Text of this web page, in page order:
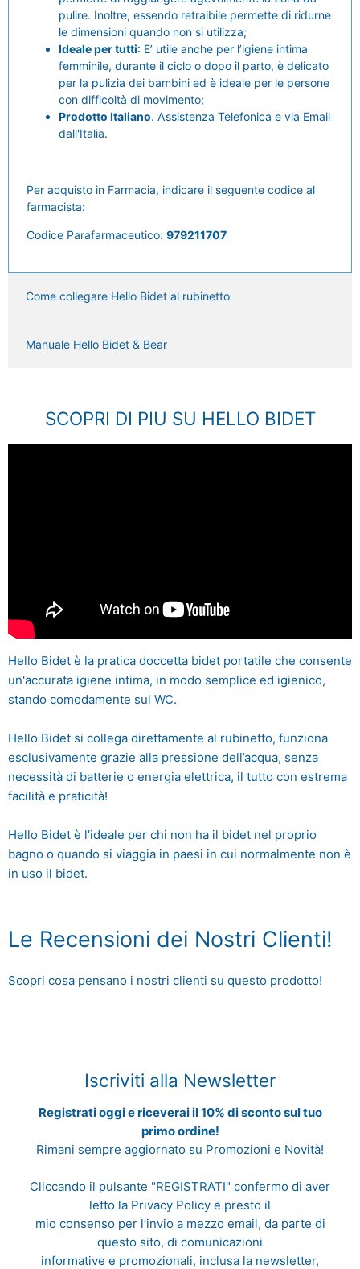
pulire. Inoltre, essendo retraibile permette di ridurne
le dimensioni quando non si utilizza;
Ideale per tutti: E’ utile anche per l’igiene intima
femminile, durante il ciclo o dopo il parto, è delicato
per la pulizia dei bambini ed è ideale per le persone
con difficoltà di movimento;
Prodotto Italiano. Assistenza Telefonica e via Email
dall'Italia.
Per acquisto in Farmacia, indicare il seguente codice al
farmacista:
Codice Parafarmaceutico: 979211707
Come collegare Hello Bidet al rubinetto
Manuale Hello Bidet & Bear
SCOPRI DI PIU SU HELLO BIDET
Hello Bidet è la pratica doccetta bidet portatile che consente
un'accurata igiene intima, in modo semplice ed igienico,
stando comodamente sul WC.
Hello Bidet si collega direttamente al rubinetto, funziona
esclusivamente grazie alla pressione dell’acqua, senza
necessità di batterie o energia elettrica, il tutto con estrema
facilità e praticità!
Hello Bidet è l'ideale per chi non ha il bidet nel proprio
bagno o quando si viaggia in paesi in cui normalmente non è
in uso il bidet.
Le Recensioni dei Nostri Clienti!
Scopri cosa pensano i nostri clienti su questo prodotto!
Iscriviti alla Newsletter
Registrati oggi e riceverai il 10% di sconto sul tuo
primo ordine!
Rimani sempre aggiornato su Promozioni e Novità!
Cliccando il pulsante "REGISTRATI" confermo di aver
letto la Privacy Policy e presto il
mio consenso per l’invio a mezzo email, da parte di
questo sito, di comunicazioni
informative e promozionali, inclusa la newsletter,